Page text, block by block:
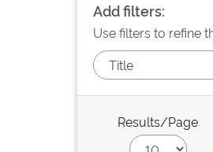
Add filters:
Use filters to refine
Results/Page